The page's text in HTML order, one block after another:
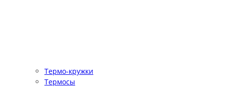
Термо-кружки
Термосы